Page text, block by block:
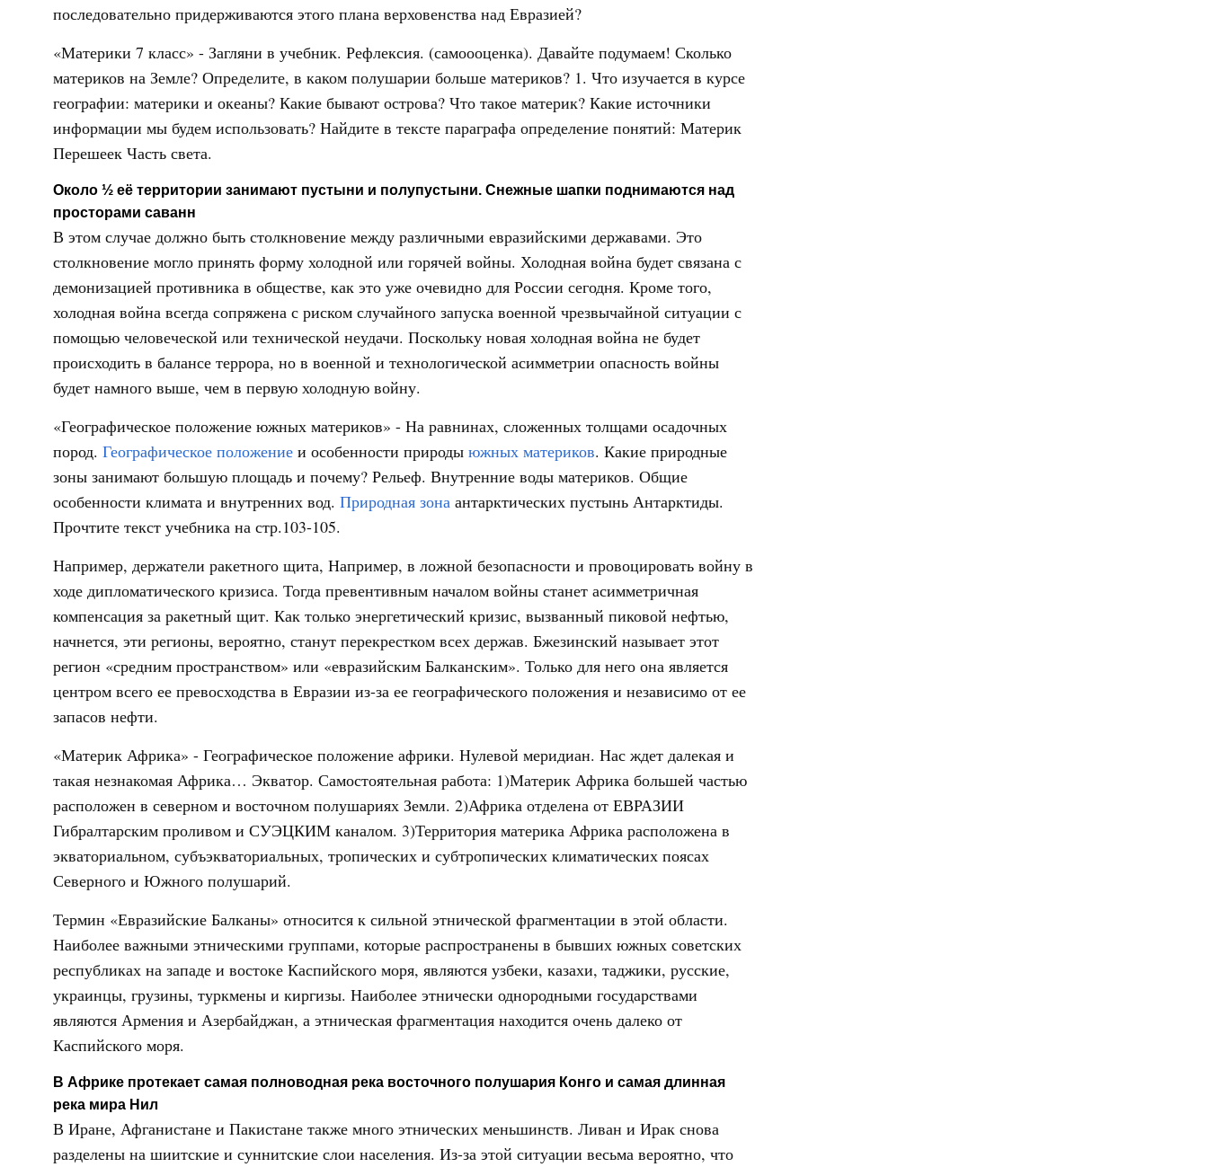
последовательно придерживаются этого плана верховенства над Евразией?
«Материки 7 класс» - Загляни в учебник. Рефлексия. (самоооценка). Давайте подумаем! Сколько
материков на Земле? Определите, в каком полушарии больше материков? 1. Что изучается в курсе
географии: материки и океаны? Какие бывают острова? Что такое материк? Какие источники
информации мы будем использовать? Найдите в тексте параграфа определение понятий: Материк
Перешеек Часть света.
Около ½ её территории занимают пустыни и полупустыни. Снежные шапки поднимаются над
просторами саванн
В этом случае должно быть столкновение между различными евразийскими державами. Это
столкновение могло принять форму холодной или горячей войны. Холодная война будет связана с
демонизацией противника в обществе, как это уже очевидно для России сегодня. Кроме того,
холодная война всегда сопряжена с риском случайного запуска военной чрезвычайной ситуации с
помощью человеческой или технической неудачи. Поскольку новая холодная война не будет
происходить в балансе террора, но в военной и технологической асимметрии опасность войны
будет намного выше, чем в первую холодную войну.
«Географическое положение южных материков» - На равнинах, сложенных толщами осадочных
пород. Географическое положениеи особенности природы южных материков. Какие природные
зоны занимают большую площадь и почему? Рельеф. Внутренние воды материков. Общие
особенности климата и внутренних вод. Природная зонаантарктических пустынь Антарктиды.
Прочтите текст учебника на стр.103-105.
Например, держатели ракетного щита, Например, в ложной безопасности и провоцировать войну в
ходе дипломатического кризиса. Тогда превентивным началом войны станет асимметричная
компенсация за ракетный щит. Как только энергетический кризис, вызванный пиковой нефтью,
начнется, эти регионы, вероятно, станут перекрестком всех держав. Бжезинский называет этот
регион «средним пространством» или «евразийским Балканским». Только для него она является
центром всего ее превосходства в Евразии из-за ее географического положения и независимо от ее
запасов нефти.
«Материк Африка» - Географическое положение африки. Нулевой меридиан. Нас ждет далекая и
такая незнакомая Африка… Экватор. Самостоятельная работа: 1)Материк Африка большей частью
расположен в северном и восточном полушариях Земли. 2)Африка отделена от ЕВРАЗИИ
Гибралтарским проливом и СУЭЦКИМ каналом. 3)Территория материка Африка расположена в
экваториальном, субъэкваториальных, тропических и субтропических климатических поясах
Северного и Южного полушарий.
Термин «Евразийские Балканы» относится к сильной этнической фрагментации в этой области.
Наиболее важными этническими группами, которые распространены в бывших южных советских
республиках на западе и востоке Каспийского моря, являются узбеки, казахи, таджики, русские,
украинцы, грузины, туркмены и киргизы. Наиболее этнически однородными государствами
являются Армения и Азербайджан, а этническая фрагментация находится очень далеко от
Каспийского моря.
В Африке протекает самая полноводная река восточного полушария Конго и самая длинная
река мира Нил
В Иране, Афганистане и Пакистане также много этнических меньшинств. Ливан и Ирак снова
разделены на шиитские и суннитские слои населения. Из-за этой ситуации весьма вероятно, что